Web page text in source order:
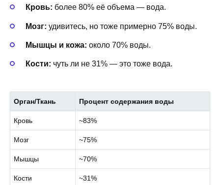
Кровь: более 80% её объема — вода.
Мозг: удивитесь, но тоже примерно 75% воды.
Мышцы и кожа: около 70% воды.
Кости: чуть ли не 31% — это тоже вода.
Орган/Ткань Процент содержания воды
Кровь ~83%
Мозг ~75%
Мышцы ~70%
Кости ~31%